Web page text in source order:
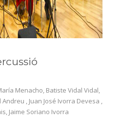
Menacho, Batiste Vidal Vidal,
, Juan José Ivorra Devesa ,
Jaime Soriano Ivorra